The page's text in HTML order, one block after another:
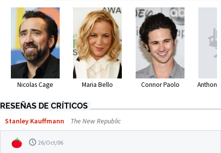
Nicolas Cage Maria Bello Connor Paolo
RESEÑAS DE CRÍTICOS
Stanley Kauffmann The New Republic
26/Oct/06